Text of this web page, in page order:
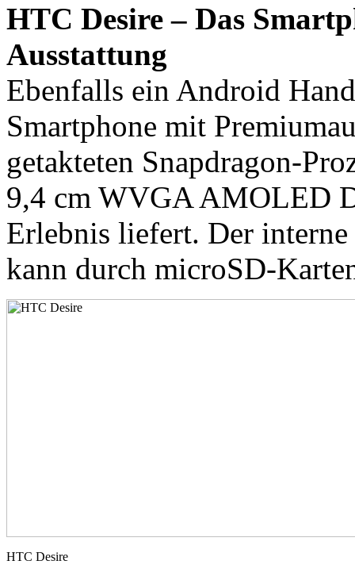
HTC Desire – Das
Ausstattung
Ebenfalls ein Android
Smartphone mit
getakteten Snapdragon-
9,4 cm WVGA AMOLED
Erlebnis liefert. Der
kann durch microSD-
HTC Desire